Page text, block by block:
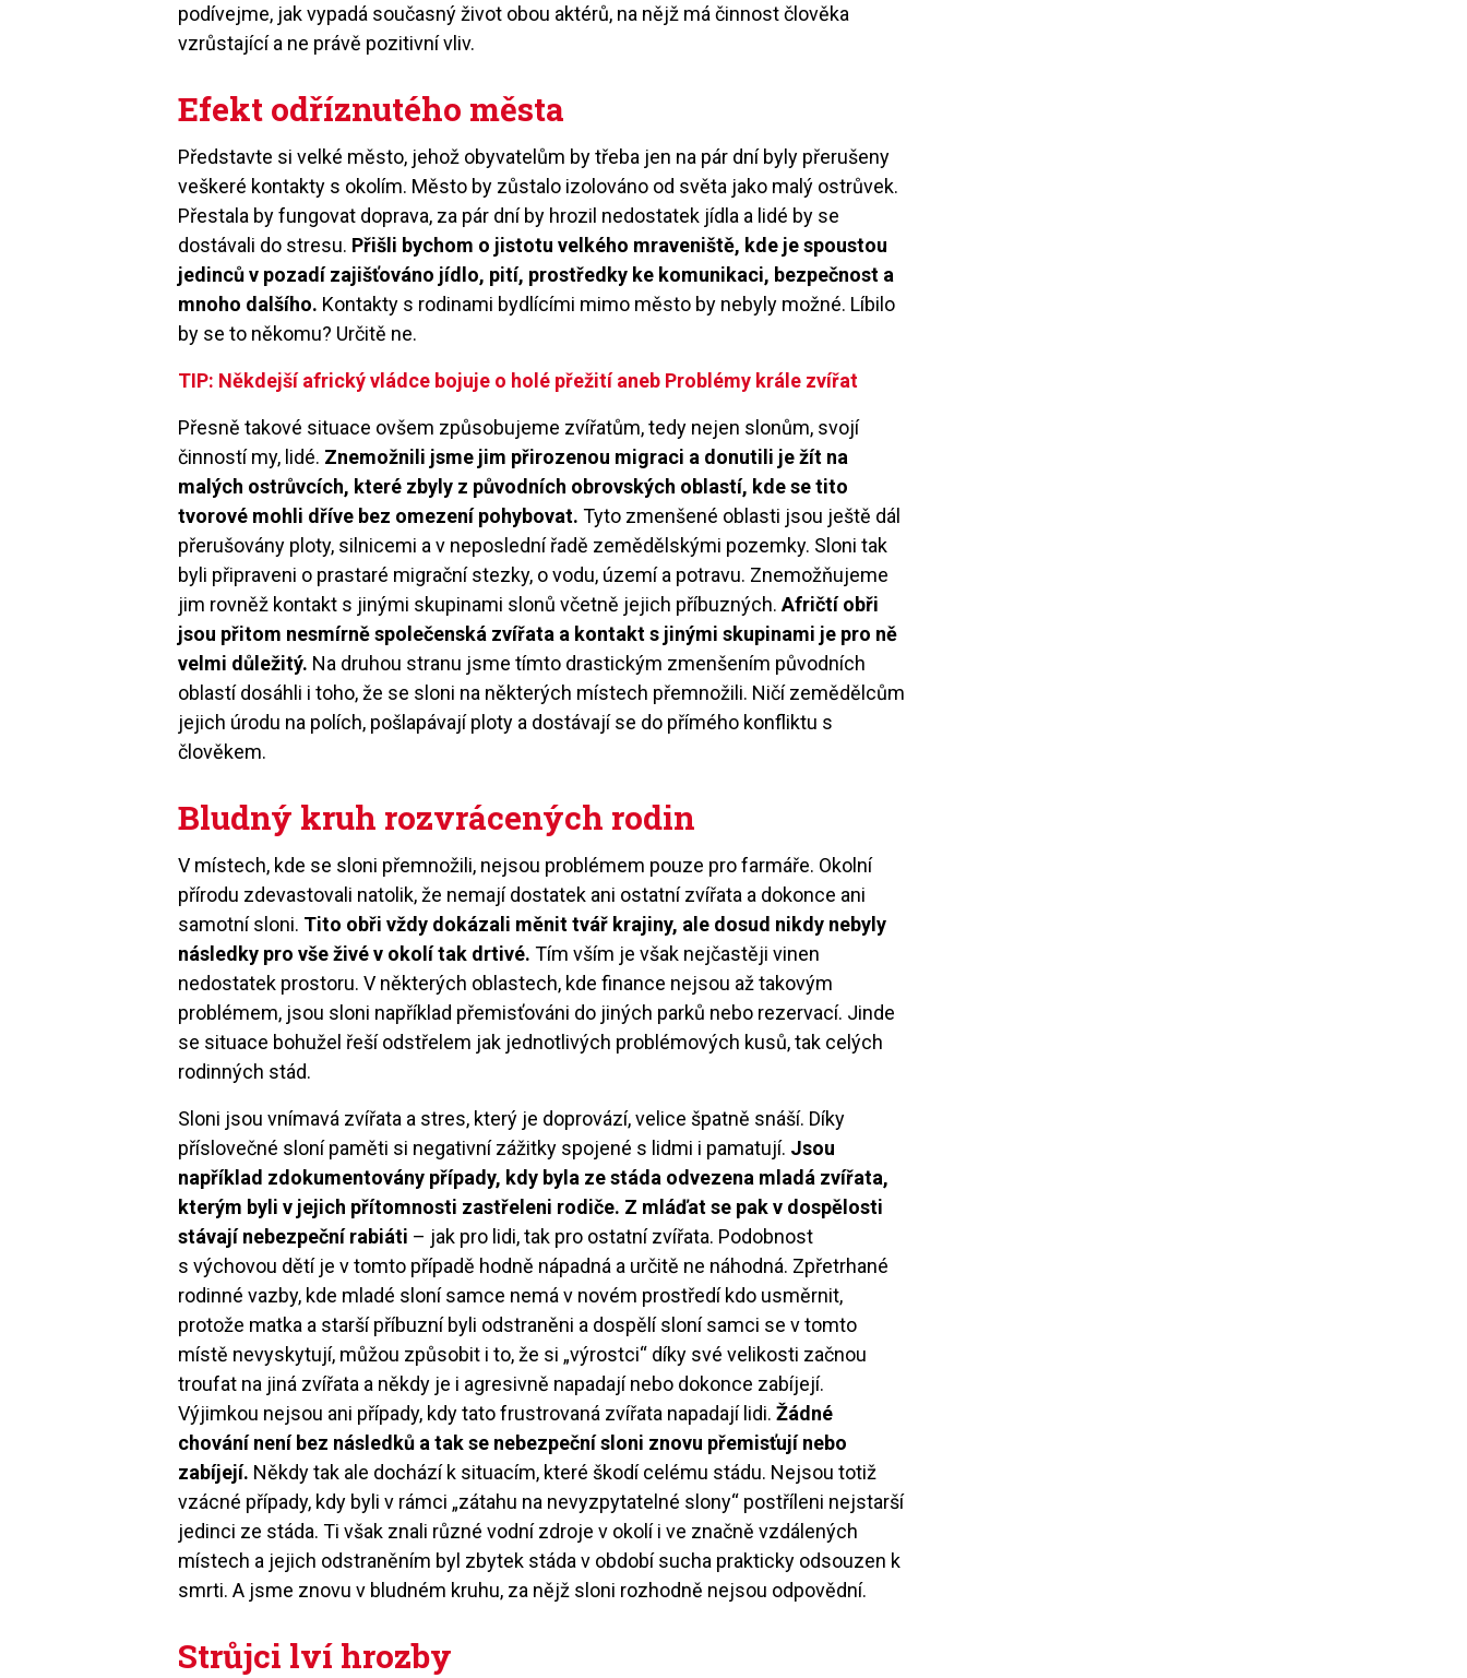
podívejme, jak vypadá současný život obou aktérů, na nějž má činnost člověka
vzrůstající a ne právě pozitivní vliv.
Efekt odříznutého města
Představte si velké město, jehož obyvatelům by třeba jen na pár dní byly přerušeny
veškeré kontakty s okolím. Město by zůstalo izolováno od světa jako malý ostrůvek.
Přestala by fungovat doprava, za pár dní by hrozil nedostatek jídla a lidé by se
dostávali do stresu. Přišli bychom o jistotu velkého mraveniště, kde je spoustou
jedinců v pozadí zajišťováno jídlo, pití, prostředky ke komunikaci, bezpečnost a
mnoho dalšího. Kontakty s rodinami bydlícími mimo město by nebyly možné. Líbilo
by se to někomu? Určitě ne.
TIP: Někdejší africký vládce bojuje o holé přežití aneb Problémy krále zvířat
Přesně takové situace ovšem způsobujeme zvířatům, tedy nejen slonům, svojí
činností my, lidé. Znemožnili jsme jim přirozenou migraci a donutili je žít na
malých ostrůvcích, které zbyly z původních obrovských oblastí, kde se tito
tvorové mohli dříve bez omezení pohybovat. Tyto zmenšené oblasti jsou ještě dál
přerušovány ploty, silnicemi a v neposlední řadě zemědělskými pozemky. Sloni tak
byli připraveni o prastaré migrační stezky, o vodu, území a potravu. Znemožňujeme
jim rovněž kontakt s jinými skupinami slonů včetně jejich příbuzných.Afričtí obři
jsou přitom nesmírně společenská zvířata a kontakt s jinými skupinami je pro ně
velmi důležitý. Na druhou stranu jsme tímto drastickým zmenšením původních
oblastí dosáhli i toho, že se sloni na některých místech přemnožili. Ničí zemědělcům
jejich úrodu na polích, pošlapávají ploty a dostávají se do přímého konfliktu s
člověkem.
Bludný kruh rozvrácených rodin
V místech, kde se sloni přemnožili, nejsou problémem pouze pro farmáře. Okolní
přírodu zdevastovali natolik, že nemají dostatek ani ostatní zvířata a dokonce ani
samotní sloni. Tito obři vždy dokázali měnit tvář krajiny, ale dosud nikdy nebyly
následky pro vše živé v okolí tak drtivé. Tím vším je však nejčastěji vinen
nedostatek prostoru. V některých oblastech, kde finance nejsou až takovým
problémem, jsou sloni například přemisťováni do jiných parků nebo rezervací. Jinde
se situace bohužel řeší odstřelem jak jednotlivých problémových kusů, tak celých
rodinných stád.
Sloni jsou vnímavá zvířata a stres, který je doprovází, velice špatně snáší. Díky
příslovečné sloní paměti si negativní zážitky spojené s lidmi i pamatují. Jsou
například zdokumentovány případy, kdy byla ze stáda odvezena mladá zvířata,
kterým byli v jejich přítomnosti zastřeleni rodiče. Z mláďat se pak v dospělosti
stávají nebezpeční rabiáti – jak pro lidi, tak pro ostatní zvířata. Podobnost
s výchovou dětí je v tomto případě hodně nápadná a určitě ne náhodná. Zpřetrhané
rodinné vazby, kde mladé sloní samce nemá v novém prostředí kdo usměrnit,
protože matka a starší příbuzní byli odstraněni a dospělí sloní samci se v tomto
místě nevyskytují, můžou způsobit i to, že si „výrostci“ díky své velikosti začnou
troufat na jiná zvířata a někdy je i agresivně napadají nebo dokonce zabíjejí.
Výjimkou nejsou ani případy, kdy tato frustrovaná zvířata napadají lidi.Žádné
chování není bez následků a tak se nebezpeční sloni znovu přemisťují nebo
zabíjejí. Někdy tak ale dochází k situacím, které škodí celému stádu. Nejsou totiž
vzácné případy, kdy byli v rámci „zátahu na nevyzpytatelné slony“ postříleni nejstarší
jedinci ze stáda. Ti však znali různé vodní zdroje v okolí i ve značně vzdálených
místech a jejich odstraněním byl zbytek stáda v období sucha prakticky odsouzen k
smrti. A jsme znovu v bludném kruhu, za nějž sloni rozhodně nejsou odpovědní.
Strůjci lví hrozby